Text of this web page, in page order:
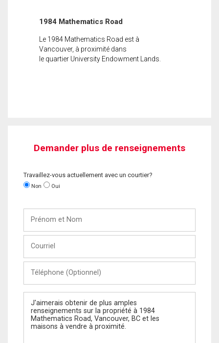
1984 Mathematics Road
Le 1984 Mathematics Road est à
Vancouver, à proximité dans
le quartier University Endowment Lands.
Demander plus de renseignements
Travaillez-vous actuellement avec un courtier?
Non Oui
Nom
(Optionnel)
Message